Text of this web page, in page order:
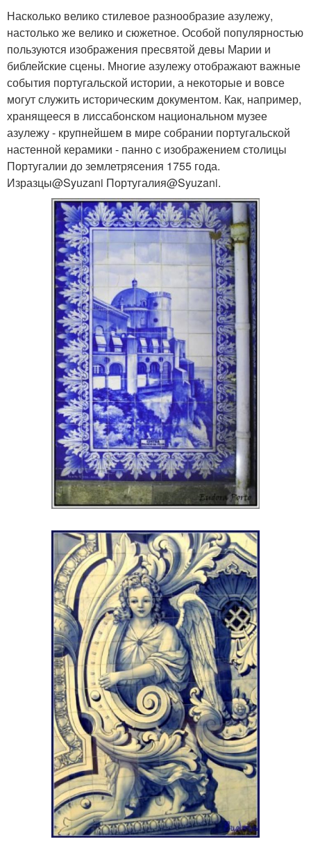
Насколько велико стилевое разнообразие азулежу,
настолько же велико и сюжетное. Особой популярностью
пользуются изображения пресвятой девы Марии и
библейские сцены. Многие азулежу отображают важные
события португальской истории, а некоторые и вовсе
могут служить историческим документом. Как, например,
хранящееся в лиссабонском национальном музее
азулежу - крупнейшем в мире собрании португальской
настенной керамики - панно с изображением столицы
Португалии до землетрясения 1755 года.
Изразцы@Syuzani Португалия@Syuzani.